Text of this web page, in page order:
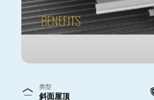
类型
斜面屋顶